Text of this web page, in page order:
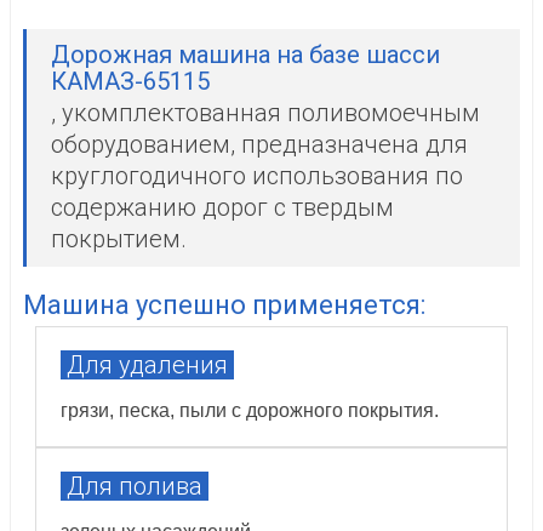
Дорожная машина на базе шасси
КАМАЗ-65115
, укомплектованная поливомоечным
оборудованием, предназначена для
круглогодичного использования по
содержанию дорог с твердым
покрытием.
Машина успешно применяется:
Для удаления
грязи, песка, пыли с дорожного покрытия.
Для полива